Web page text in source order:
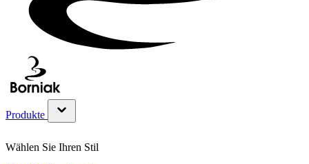
Produkte
Untermenü für Produkte Kategorie anzeigen
Wählen Sie Ihren Stil